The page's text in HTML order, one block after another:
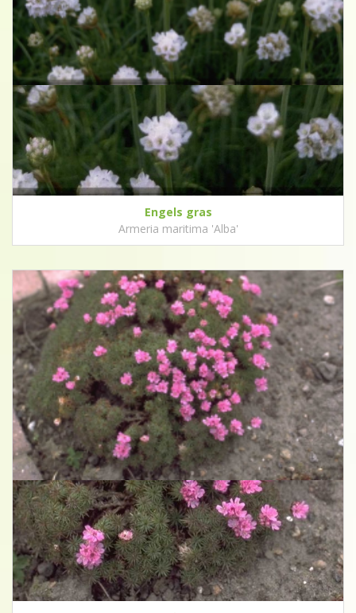
Engels gras
Armeria maritima 'Alba'